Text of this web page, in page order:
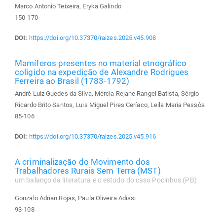
Marco Antonio Teixeira, Eryka Galindo
150-170
DOI: https://doi.org/10.37370/raizes.2025.v45.908
Mamíferos presentes no material etnográfico
coligido na expedição de Alexandre Rodrigues
Ferreira ao Brasil (1783-1792)
André Luiz Guedes da Silva, Mércia Rejane Rangel Batista, Sérgio
Ricardo Brito Santos, Luis Miguel Pires Ceríaco, Leila Maria Pessôa
85-106
DOI: https://doi.org/10.37370/raizes.2025.v45.916
A criminalização do Movimento dos
Trabalhadores Rurais Sem Terra (MST)
um balanço da literatura e o estudo do caso Pocinhos (PB)
Gonzalo Adrian Rojas, Paula Oliveira Adissi
93-108